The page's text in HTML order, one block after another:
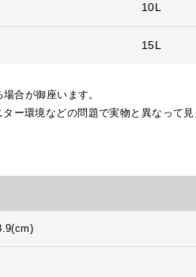
10L
15L
合が御座います。
ー環境などの問題で実物と異なって見